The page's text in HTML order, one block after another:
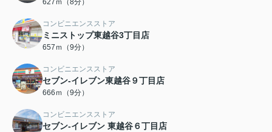
627ｍ（8分）
コンビニエンスストア
ミニストップ東越谷3丁目店
657ｍ（9分）
コンビニエンスストア
セブン-イレブン東越谷９丁目店
666ｍ（9分）
コンビニエンスストア
セブン‐イレブン 東越谷６丁目店